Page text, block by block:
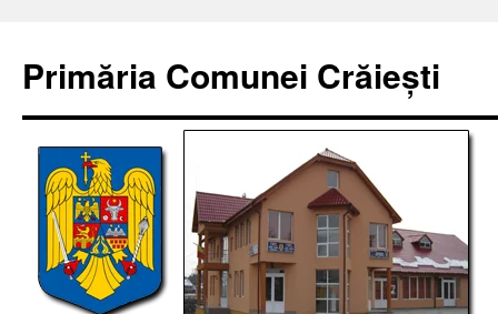
conținut
Primăria Comunei Crăiești